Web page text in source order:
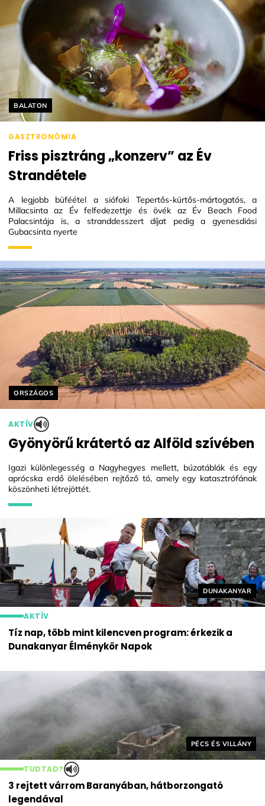
Helyszín címkék:
BALATON
GASZTRONÓMIA
Friss pisztráng „konzerv” az Év
Strandétele
A legjobb büféétel a siófoki Tepertős-kürtős-mártogatós, a
Millacsinta az Év felfedezettje és övék az Év Beach Food
Palacsintája is, a stranddesszert díjat pedig a gyenesdiási
Gubacsinta nyerte
Helyszín
DUNAKANYAR
AKTÍV
Tíz nap, több mint kilencven program: érkezik a
Dunakanyar Élménykör Napok
Helyszín címkék:
ORSZÁGOS
AKTÍV
Gyönyörű krátertó az Alföld szívében
Igazi különlegesség a Nagyhegyes mellett, búzatáblák és egy
aprócska erdő ölelésében rejtőző tó, amely egy katasztrófának
köszönheti létrejöttét.
Helyszín címkék:
PÉCS ÉS VILLÁNY
TUDTAD?
3 rejtett várrom Baranyában, hátborzongató
legendával